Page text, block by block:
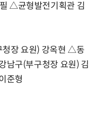
△균형발전기획관 김
장 요원) 강옥현△동
남구(부구청장 요원) 김
준형